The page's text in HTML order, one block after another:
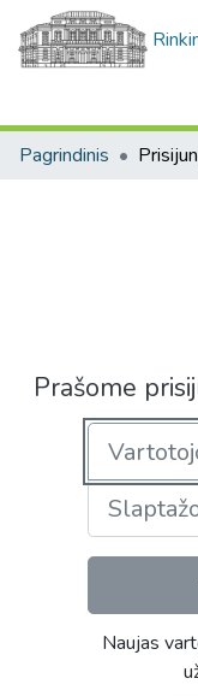
Pagrindinis
Prašome
Naujas